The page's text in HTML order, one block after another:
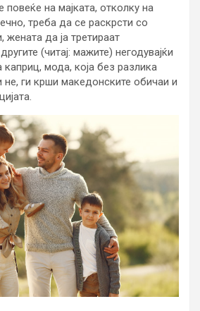
повеќе на мајката, отколку на
треба да се раскрсти со
жената да ја третираат
(читај: мажите) негодувајќи
каприц, мода, која без разлика
ги крши македонските обичаи и